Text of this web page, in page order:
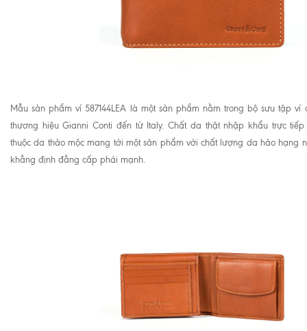
Mẫu sản phẩm ví 587144LEA là một sản phẩm nằm trong bộ sưu tập
thương hiệu Gianni Conti đến từ Italy. Chất da thật nhập khẩu trực
thuộc da thảo mộc mang tới một sản phẩm với chất lượng da hảo hạng
khẳng định đẳng cấp phái mạnh.